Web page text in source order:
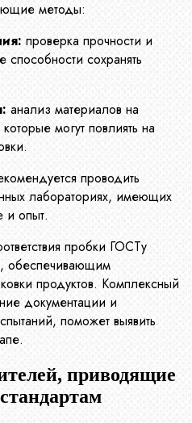
методы:
проверка прочности и
способности сохранять
анализ материалов на
могут повлиять на
проводить
лабораториях, имеющих
и опыт.
пробки ГОСТу
обеспечивающим
продуктов. Комплексный
документации и
поможет выявить
приводящие